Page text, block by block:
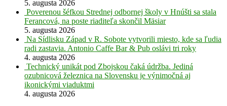
5. augusta 2026
Poverenou šéfkou Strednej odbornej školy v Hnúšti sa stala
Ferancová, na poste riaditeľa skončil Mäsiar
5. augusta 2026
Na Sídlisku Západ v R. Sobote vytvorili miesto, kde sa ľudia
radi zastavia. Antonio Caffe Bar & Pub oslávi tri roky
4. augusta 2026
Technický unikát pod Zbojskou čaká údržba. Jediná
ozubnicová železnica na Slovensku je výnimočná aj
ikonickými viaduktmi
4. augusta 2026